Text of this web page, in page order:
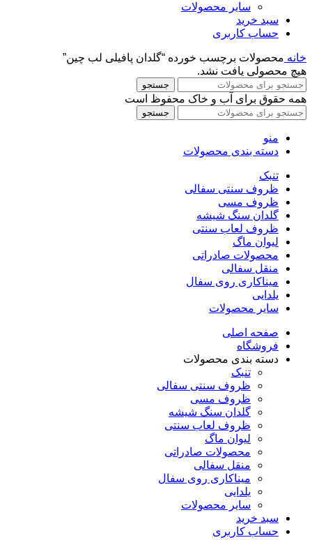
سایر محصولات
سبد خرید
حساب کاربری
خانه محصولات برچسب خورده “گلدان پافیلی لب چین”
هیچ محصولی یافت نشد.
جستجو
همه حقوق برای آب و خاک محفوظ است
جستجو
منو
دسته بندی محصولات
تنبک
ظروف سنتی سفالی
ظروف مسی
گلدان سنگ شیشه
ظروف لعاب سنتی
لیوان ماگ
محصولات صادراتی
منقل سفالی
میناکاری روی سفال
یلدایی
سایر محصولات
صفحه اصلی
فروشگاه
دسته بندی محصولات
تنبک
ظروف سنتی سفالی
ظروف مسی
گلدان سنگ شیشه
ظروف لعاب سنتی
لیوان ماگ
محصولات صادراتی
منقل سفالی
میناکاری روی سفال
یلدایی
سایر محصولات
سبد خرید
حساب کاربری